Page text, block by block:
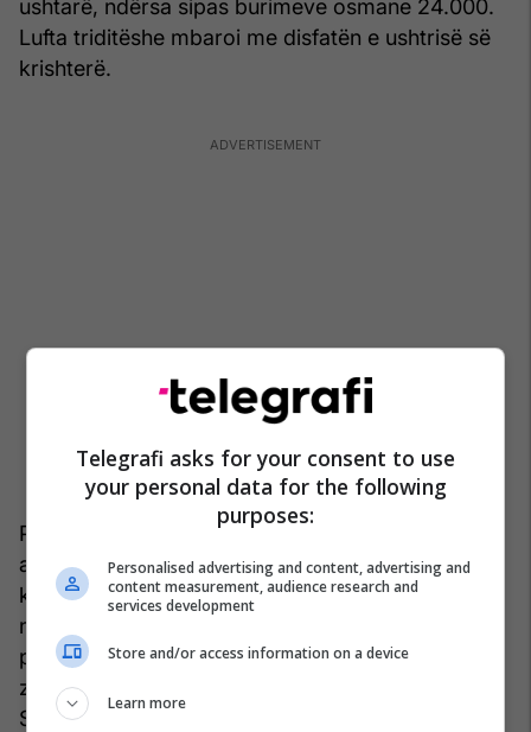
ushtarë, ndërsa sipas burimeve osmane 24.000.
Lufta triditëshe mbaroi me disfatën e ushtrisë së
krishterë.
Premtimet që i kishte dhënë Skënderbeu për tu
angazhuar në anën e aleancës së krishterë, e
kishin trimëruar Huniadin, që të nxitonte për tu
ndeshur me osmanët. Përgatitja e Skënderbeut
për këtë përplasje provohet sipas burimeve
zyrtare dhe tregimtare. Përveç përgatitjeve të
Skënderbeut, si dhe rrjedhave e pasojave të
Telegrafi asks for your consent to use
your personal data for the following
purposes:
Personalised advertising and content, advertising and
content measurement, audience research and
services development
Store and/or access information on a device
Learn more